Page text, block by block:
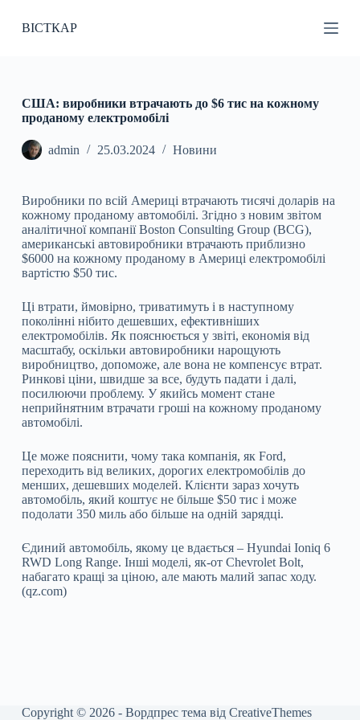
и
д
в
м
у
ВІСТКАР
США: виробники втрачають до $6 тис на кожному
проданому електромобілі
admin 25.03.2024 Новини
Виробники по всій Америці втрачають тисячі доларів на
кожному проданому автомобілі. Згідно з новим звітом
аналітичної компанії Boston Consulting Group (BCG),
американські автовиробники втрачають приблизно
$6000 на кожному проданому в Америці електромобілі
вартістю $50 тис.
Ці втрати, ймовірно, триватимуть і в наступному
поколінні нібито дешевших, ефективніших
електромобілів. Як пояснюється у звіті, економія від
масштабу, оскільки автовиробники нарощують
виробництво, допоможе, але вона не компенсує втрат.
Ринкові ціни, швидше за все, будуть падати і далі,
посилюючи проблему. У якийсь момент стане
неприйнятним втрачати гроші на кожному проданому
автомобілі.
Це може пояснити, чому така компанія, як Ford,
переходить від великих, дорогих електромобілів до
менших, дешевших моделей. Клієнти зараз хочуть
автомобіль, який коштує не більше $50 тис і може
подолати 350 миль або більше на одній зарядці.
Єдиний автомобіль, якому це вдається – Hyundai Ioniq 6
RWD Long Range. Інші моделі, як-от Chevrolet Bolt,
набагато кращі за ціною, але мають малий запас ходу.
(qz.com)
Copyright © 2026 - Вордпрес тема від CreativeThemes